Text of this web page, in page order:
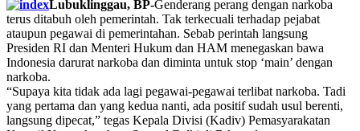
Lubuklinggau, BP-Genderang perang dengan narkoba
terus ditabuh oleh pemerintah. Tak terkecuali terhadap pejabat
ataupun pegawai di pemerintahan. Sebab perintah langsung
Presiden RI dan Menteri Hukum dan HAM menegaskan bawa
Indonesia darurat narkoba dan diminta untuk stop ‘main’ dengan
narkoba.
“Supaya kita tidak ada lagi pegawai-pegawai terlibat narkoba. Tadi
yang pertama dan yang kedua nanti, ada positif sudah usul berenti,
langsung dipecat,” tegas Kepala Divisi (Kadiv) Pemasyarakatan